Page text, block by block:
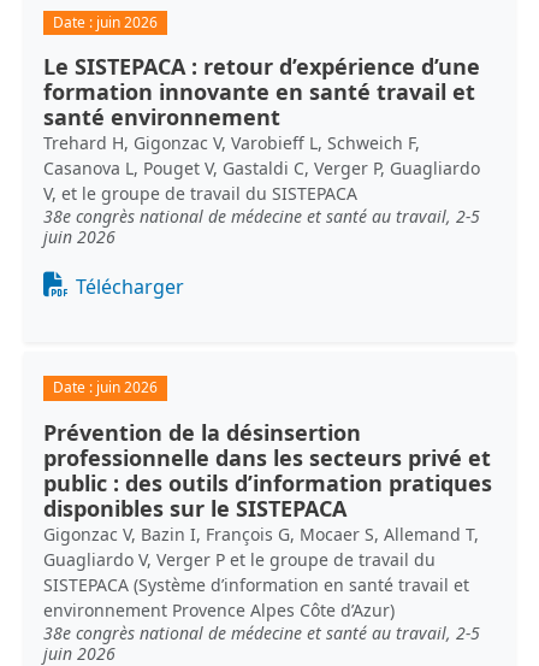
Date : juin 2026
Le SISTEPACA : retour d’expérience d’une
formation innovante en santé travail et
santé environnement
Trehard H, Gigonzac V, Varobieff L, Schweich F,
Casanova L, Pouget V, Gastaldi C, Verger P, Guagliardo
V, et le groupe de travail du SISTEPACA
38e congrès national de médecine et santé au travail, 2-5
juin 2026
Document
Télécharger
Date : juin 2026
Prévention de la désinsertion
professionnelle dans les secteurs privé et
public : des outils d’information pratiques
disponibles sur le SISTEPACA
Gigonzac V, Bazin I, François G, Mocaer S, Allemand T,
Guagliardo V, Verger P et le groupe de travail du
SISTEPACA (Système d’information en santé travail et
environnement Provence Alpes Côte d’Azur)
38e congrès national de médecine et santé au travail, 2-5
juin 2026